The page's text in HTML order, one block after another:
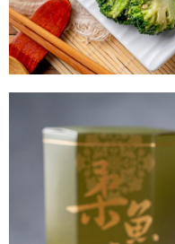
資料（包含姓名、電話或地址
由本公司與您本人進行分期帳
3.完整用戶服務條款，請詳閱以
是否繳費成功／繳費後需取消
客戶支援中心」https://
【注意事項】
１．透過由恩沛科技股份有限
易，需依本服務之必要範圍內
２．關於個人資料處理事宜，請
https://aftee.tw/terms/#terms3
３．未成年的使用者請事先徵
「AFTEE先享後付」，若未經
４．使用「AFTEE先享後付」
時審查核予不同之上限額度；
請求用戶進行身份認證。
每筆NT$60，滿NT$399(含
宅配滿千免運
每筆NT$100，滿NT$1,000(